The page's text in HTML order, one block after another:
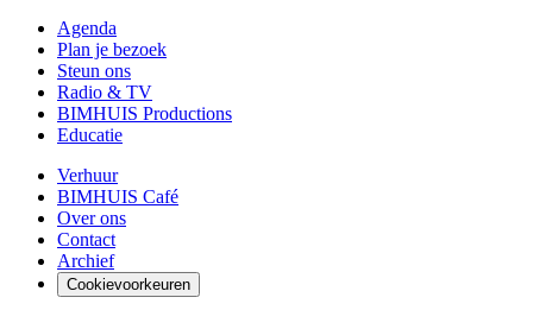
Agenda
Plan je bezoek
Steun ons
Radio & TV
BIMHUIS Productions
Educatie
Verhuur
BIMHUIS Café
Over ons
Contact
Archief
Cookievoorkeuren